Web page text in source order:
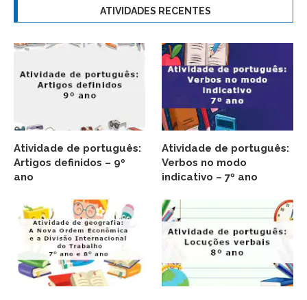
ATIVIDADES RECENTES
Atividade de português:
Artigos definidos – 9º
ano
Atividade de português:
Verbos no modo
indicativo – 7º ano